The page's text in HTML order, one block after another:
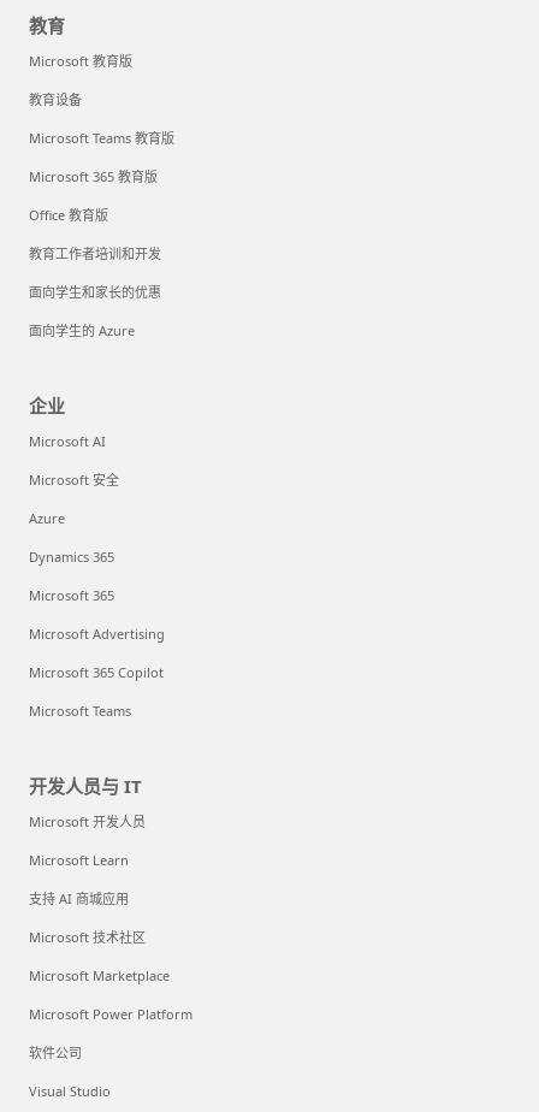
教育
Microsoft 教育版
教育设备
Microsoft Teams 教育版
Microsoft 365 教育版
Office 教育版
教育工作者培训和开发
面向学生和家长的优惠
面向学生的 Azure
企业
Microsoft AI
Microsoft 安全
Azure
Dynamics 365
Microsoft 365
Microsoft Advertising
Microsoft 365 Copilot
Microsoft Teams
开发人员与 IT
Microsoft 开发人员
Microsoft Learn
支持 AI 商城应用
Microsoft 技术社区
Microsoft Marketplace
Microsoft Power Platform
软件公司
Visual Studio